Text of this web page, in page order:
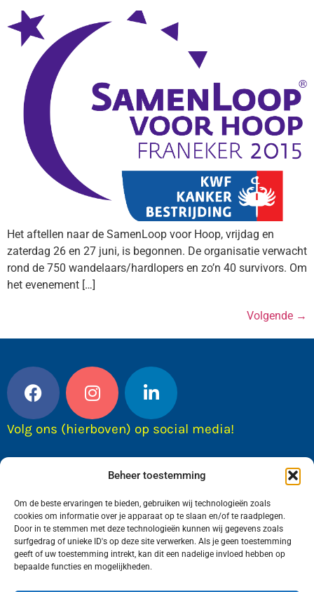
Beheer toestemming
Om de beste ervaringen te bieden, gebruiken wij technologieën zoals
cookies om informatie over je apparaat op te slaan en/of te raadplegen.
Door in te stemmen met deze technologieën kunnen wij gegevens zoals
surfgedrag of unieke ID's op deze site verwerken. Als je geen toestemming
geeft of uw toestemming intrekt, kan dit een nadelige invloed hebben op
bepaalde functies en mogelijkheden.
Het aftellen naar de SamenLoop voor Hoop, vrijdag en
zaterdag 26 en 27 juni, is begonnen. De organisatie verwacht
rond de 750 wandelaars/hardlopers en zo’n 40 survivors. Om
het evenement […]
Volgende →
Volg ons (hierboven) op social media!
Wij van FranekerActueel.nl verzorgen het nieuws